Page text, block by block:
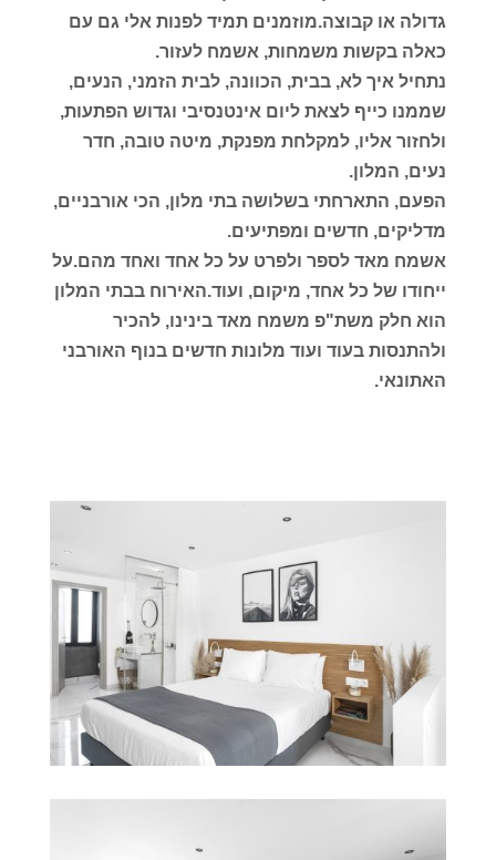
גדולה או קבוצה.מוזמנים תמיד לפנות אלי גם עם
כאלה בקשות משמחות, אשמח לעזור.
נתחיל איך לא, בבית, הכוונה, לבית הזמני, הנעים,
שממנו כייף לצאת ליום אינטנסיבי וגדוש הפתעות,
ולחזור אליו, למקלחת מפנקת, מיטה טובה, חדר
נעים, המלון.
הפעם, התארחתי בשלושה בתי מלון, הכי אורבניים,
מדליקים, חדשים ומפתיעים.
אשמח מאד לספר ולפרט על כל אחד ואחד מהם.על
ייחודו של כל אחד, מיקום, ועוד.האירוח בבתי המלון
הוא חלק משת"פ משמח מאד בינינו, להכיר
ולהתנסות בעוד ועוד מלונות חדשים בנוף האורבני
האתונאי.